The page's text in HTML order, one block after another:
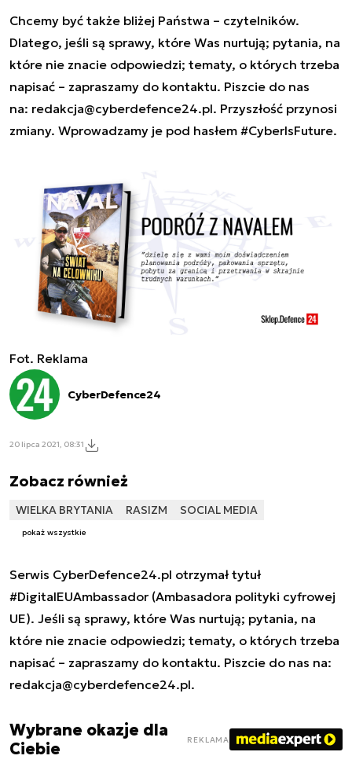
Chcemy być także bliżej Państwa – czytelników.
Dlatego, jeśli są sprawy, które Was nurtują; pytania, na
które nie znacie odpowiedzi; tematy, o których trzeba
napisać – zapraszamy do kontaktu. Piszcie do nas
na: redakcja@cyberdefence24.pl. Przyszłość przynosi
zmiany. Wprowadzamy je pod hasłem #CyberIsFuture.
Fot. Reklama
CyberDefence24
20 lipca 2021, 08:31
Zobacz również
WIELKA BRYTANIA RASIZM SOCIAL MEDIA
pokaż wszystkie
Serwis CyberDefence24.pl otrzymał tytuł
#DigitalEUAmbassador (Ambasadora polityki cyfrowej
UE). Jeśli są sprawy, które Was nurtują; pytania, na
które nie znacie odpowiedzi; tematy, o których trzeba
napisać – zapraszamy do kontaktu. Piszcie do nas na:
redakcja@cyberdefence24.pl.
Wybrane okazje dla
Ciebie
REKLAMA